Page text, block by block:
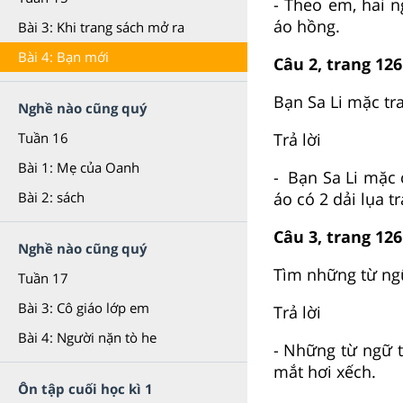
Bài 3: Khi trang sách mở ra
Bài 4: Bạn mới
Nghề nào cũng quý
Tuần 16
Bài 1: Mẹ của Oanh
Bài 2: sách
Nghề nào cũng quý
Tuần 17
Bài 3: Cô giáo lớp em
Bài 4: Người nặn tò he
Ôn tập cuối học kì 1
áo hồng.
Câu 2, trang
Bạn Sa Li mặc
Trả lời
- Bạn Sa Li
áo có 2 dải lụa
Câu 3, trang
Tìm những từ
Trả lời
- Những từ ngữ
mắt hơi xếch.